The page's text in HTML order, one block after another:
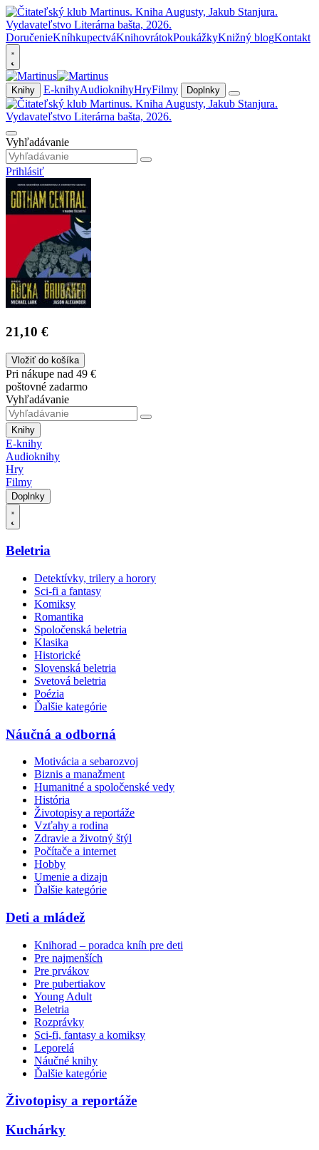
DoručenieKníhkupectváKnihovrátokPoukážkyKnižný blogKontakt
Knihy E-knihyAudioknihyHryFilmy Doplnky
Vyhľadávanie
Prihlásiť
21,10 €
Vložiť do košíka
Pri nákupe nad 49 €
poštovné zadarmo
Vyhľadávanie
Knihy
E-knihy
Audioknihy
Hry
Filmy
Doplnky
Beletria
Detektívky, trilery a horory
Sci-fi a fantasy
Komiksy
Romantika
Spoločenská beletria
Klasika
Historické
Slovenská beletria
Svetová beletria
Poézia
Ďalšie kategórie
Náučná a odborná
Motivácia a sebarozvoj
Biznis a manažment
Humanitné a spoločenské vedy
História
Životopisy a reportáže
Vzťahy a rodina
Zdravie a životný štýl
Počítače a internet
Hobby
Umenie a dizajn
Ďalšie kategórie
Deti a mládež
Knihorad – poradca kníh pre deti
Pre najmenších
Pre prvákov
Pre pubertiakov
Young Adult
Beletria
Rozprávky
Sci-fi, fantasy a komiksy
Leporelá
Náučné knihy
Ďalšie kategórie
Životopisy a reportáže
Kuchárky